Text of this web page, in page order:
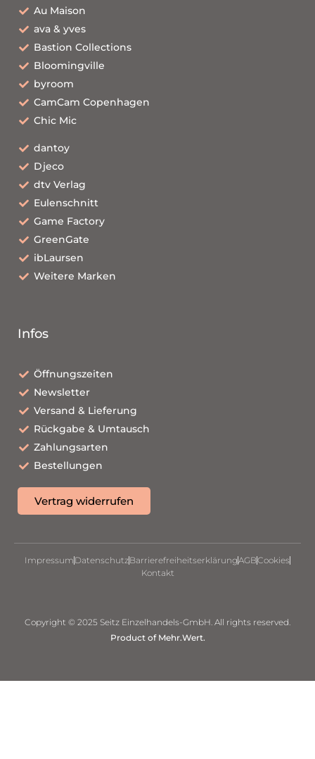
Au Maison
ava & yves
Bastion Collections
Bloomingville
byroom
CamCam Copenhagen
Chic Mic
dantoy
Djeco
dtv Verlag
Eulenschnitt
Game Factory
GreenGate
ibLaursen
Weitere Marken
Infos
Öffnungszeiten
Newsletter
Versand & Lieferung
Rückgabe & Umtausch
Zahlungsarten
Bestellungen
Vertrag widerrufen
Impressum DatenschutzBarrierefreiheitserklärungAGBCookies
Kontakt
Copyright © 2025 Seitz Einzelhandels-GmbH. All rights reserved.
Product of Mehr.Wert.